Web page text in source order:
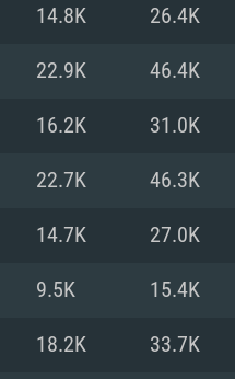
14.8K 26.4K
22.9K 46.4K
16.2K 31.0K
22.7K 46.3K
14.7K 27.0K
9.5K 15.4K
18.2K 33.7K